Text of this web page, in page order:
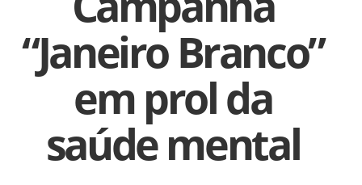
“Janeiro Branco”
em prol da
saúde mental